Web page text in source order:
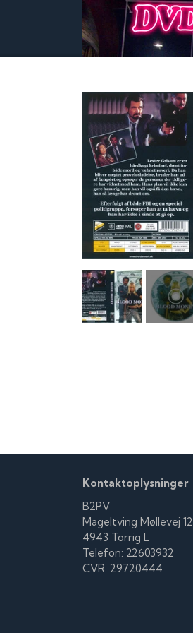
Kontaktoplysninger
B2PV
Mageltving Møllevej 12
4943 Torrig L
Telefon: 22603932
CVR: 29720444